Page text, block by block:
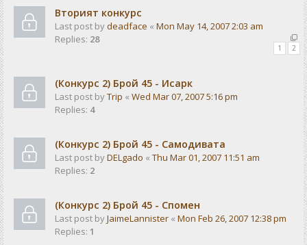
Вторият конкурс
Last post bydeadface « Mon May 14, 2007 2:03 am
Replies: 28
1 2
(Конкурс 2) Брой 45 - Исарк
Last post byTrip « Wed Mar 07, 2007 5:16 pm
Replies: 4
(Конкурс 2) Брой 45 - Самодивата
Last post byDELgado « Thu Mar 01, 2007 11:51 am
Replies: 2
(Конкурс 2) Брой 45 - Спомен
Last post byJaimeLannister « Mon Feb 26, 2007 12:38 pm
Replies: 1